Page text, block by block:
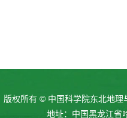
版权所有 © 中国科学院东北地
地址：中国黑龙江